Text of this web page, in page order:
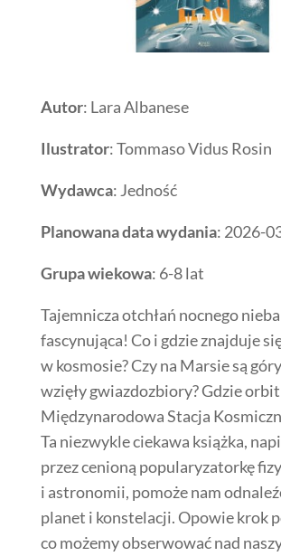
Autor: Lara Albanese
Ilustrator: Tommaso Vidus Rosin
Wydawca: Jedność
Planowana data wydania: 2026-
Grupa wiekowa: 6-8 lat
Tajemnicza otchłań nocnego
fascynująca! Co i gdzie znajduje
w kosmosie? Czy na Marsie są
wzięły gwiazdozbiory? Gdzie
Międzynarodowa Stacja
Ta niezwykle ciekawa książka,
przez cenioną popularyzatorkę
i astronomii, pomoże nam
planet i konstelacji. Opowie krok
co możemy obserwować nad